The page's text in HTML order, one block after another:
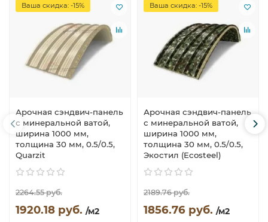
Ваша скидка: -15%
Арочная сэндвич-панель
с минеральной ватой,
ширина 1000 мм,
толщина 30 мм, 0.5/0.5,
Quarzit
2264.55 руб.
1920.18 руб. /м2
Ваша скидка: -15%
Арочная сэндвич-панель
с минеральной ватой,
ширина 1000 мм,
толщина 30 мм, 0.5/0.5,
Экостил (Ecosteel)
2189.76 руб.
1856.76 руб. /м2